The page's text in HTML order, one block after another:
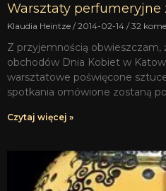
Warsztaty perfumeryjne
Klaudia Heintze 2014-02-14 32
Z przyjemnością obwieszczam,
obchodów Dnia Kobiet w
warsztatowe poświęcone
spotkania omówione zostaną
Czytaj więcej »